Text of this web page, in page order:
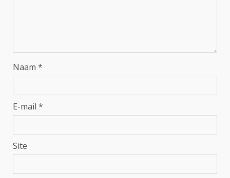
Naam *
E-mail *
Site